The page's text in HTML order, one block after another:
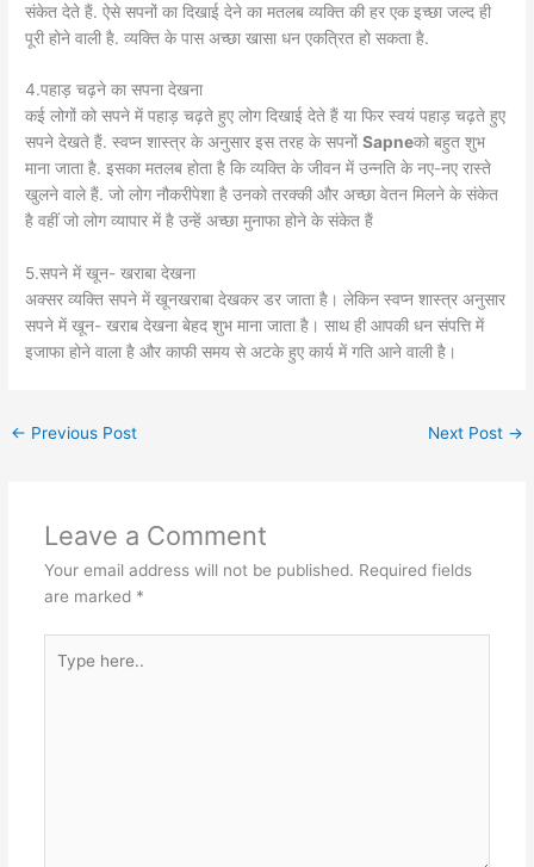
संकेत देते हैं. ऐसे सपनों का दिखाई देने का मतलब व्यक्ति की हर एक इच्छा जल्द ही
पूरी होने वाली है. व्यक्ति के पास अच्छा खासा धन एकत्रित हो सकता है.
4.पहाड़ चढ़ने का सपना देखना
कई लोगों को सपने में पहाड़ चढ़ते हुए लोग दिखाई देते हैं या फिर स्वयं पहाड़ चढ़ते हुए
सपने देखते हैं. स्वप्न शास्त्र के अनुसार इस तरह के सपनोंSapneको बहुत शुभ
माना जाता है. इसका मतलब होता है कि व्यक्ति के जीवन में उन्नति के नए-नए रास्ते
खुलने वाले हैं. जो लोग नौकरीपेशा है उनको तरक्की और अच्छा वेतन मिलने के संकेत
है वहीं जो लोग व्यापार में है उन्हें अच्छा मुनाफा होने के संकेत हैं
5.सपने में खून- खराबा देखना
अक्सर व्यक्ति सपने में खूनखराबा देखकर डर जाता है। लेकिन स्वप्न शास्त्र अनुसार
सपने में खून- खराब देखना बेहद शुभ माना जाता है। साथ ही आपकी धन संपत्ति में
इजाफा होने वाला है और काफी समय से अटके हुए कार्य में गति आने वाली है।
← Previous Post Next Post →
Leave a Comment
Your email address will not be published. Required fields
are marked *
here..